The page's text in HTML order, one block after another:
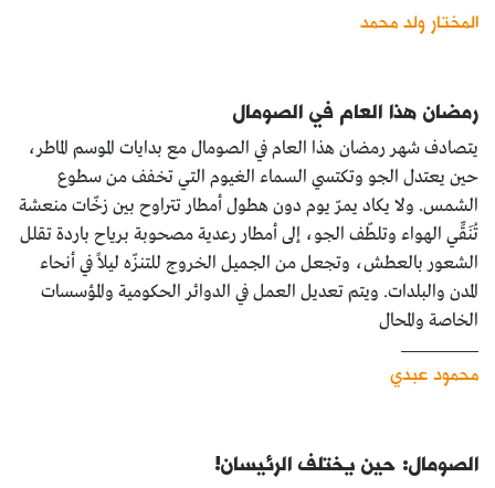
المختار ولد محمد
رمضان هذا العام في الصومال
يتصادف شهر رمضان هذا العام في الصومال مع بدايات الموسم الماطر،
حين يعتدل الجو وتكتسي السماء الغيوم التي تخفف من سطوع
الشمس. ولا يكاد يمرّ يوم دون هطول أمطار تتراوح بين زخّات منعشة
تُنَقِّي الهواء وتلطّف الجو، إلى أمطار رعدية مصحوبة برياح باردة تقلل
الشعور بالعطش، وتجعل من الجميل الخروج للتنزّه ليلاً في أنحاء
المدن والبلدات. ويتم تعديل العمل في الدوائر الحكومية والمؤسسات
الخاصة والمحال
محمود عبدي
الصومال: حين يختلف الرئيسان!